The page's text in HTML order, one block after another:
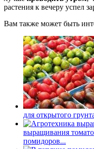
растения к вечеру успел
Вам также может быть
для открытого
выращивания
помидоров...